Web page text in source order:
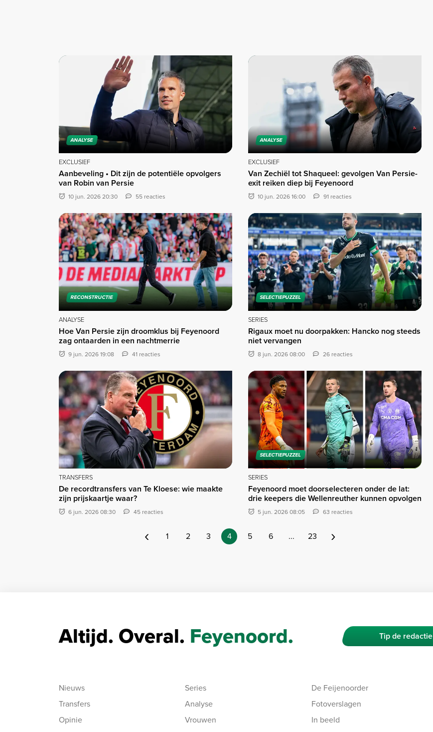
ANALYSE
EXCLUSIEF
Aanbeveling • Dit zijn de potentiële opvolgers
van Robin van Persie
10 jun. 2026 20:30 55 reacties
ANALYSE
EXCLUSIEF
Van Zechiël tot Shaqueel: gevolgen Van Persie-
exit reiken diep bij Feyenoord
10 jun. 2026 16:00 91 reacties
RECONSTRUCTIE
ANALYSE
Hoe Van Persie zijn droomklus bij Feyenoord
zag ontaarden in een nachtmerrie
9 jun. 2026 19:08 41 reacties
SELECTIEPUZZEL
SERIES
Rigaux moet nu doorpakken: Hancko nog steeds
niet vervangen
8 jun. 2026 08:00 26 reacties
TRANSFERS
De recordtransfers van Te Kloese: wie maakte
zijn prijskaartje waar?
6 jun. 2026 08:30 45 reacties
SELECTIEPUZZEL
SERIES
Feyenoord moet doorselecteren onder de lat:
drie keepers die Wellenreuther kunnen opvolgen
5 jun. 2026 08:05 63 reacties
‹ 1 2 3 4 5 6 ... 23 ›
Altijd. Overal. Feyenoord. Tip de redactie
Nieuws
Transfers
Opinie
Series
Analyse
Vrouwen
De Feijenoorder
Fotoverslagen
In beeld